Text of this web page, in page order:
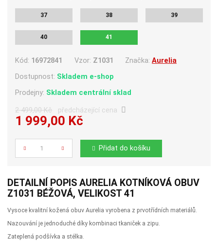
37 38 39
40 41
Kód: 16972841 Vzor: Z1031 Značka: Aurelia
Dostupnost: Skladem e-shop
Prodejny: Skladem centrální sklad
2 499,00 Kč předcházející cena
1 999,00 Kč
Počet
Přidat do košíku
DETAILNÍ POPIS AURELIA KOTNÍKOVÁ OBUV
Z1031 BÉŽOVÁ, VELIKOST 41
Vysoce kvalitní kožená obuv Aurelia vyrobena z prvotřídních materiálů.
Nazouvání je jednoduché díky kombinaci tkaniček a zipu.
Zateplená podšívka a stélka.